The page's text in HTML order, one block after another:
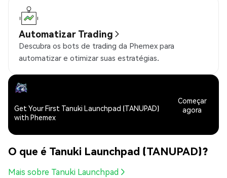
Automatizar Trading
Descubra os bots de trading da Phemex para
automatizar e otimizar suas estratégias.
Get Your First Tanuki Launchpad (TANUPAD)
with Phemex
Começar
agora
O que é Tanuki Launchpad (TANUPAD)?
Mais sobre Tanuki Launchpad